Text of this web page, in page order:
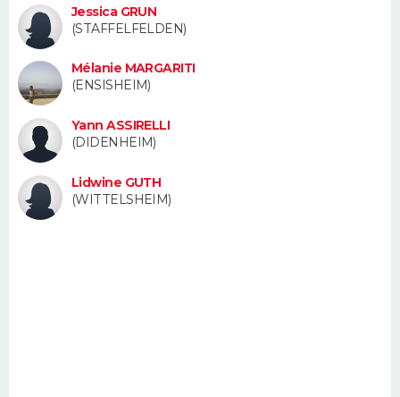
S'inscrire
Se connecter
Lycées
Collèges
Primaires
Universités
Entreprises
Service militaire
Avis de recherche
AVIS DE DÉCÈS
Bricolage
Lifestyle
Culture
Sport
Auto
Television
Voyage
Cinema
Jessica GRUN
(STAFFELFELDEN)
Mélanie MARGARITI
(ENSISHEIM)
Yann ASSIRELLI
(DIDENHEIM)
Lidwine GUTH
(WITTELSHEIM)